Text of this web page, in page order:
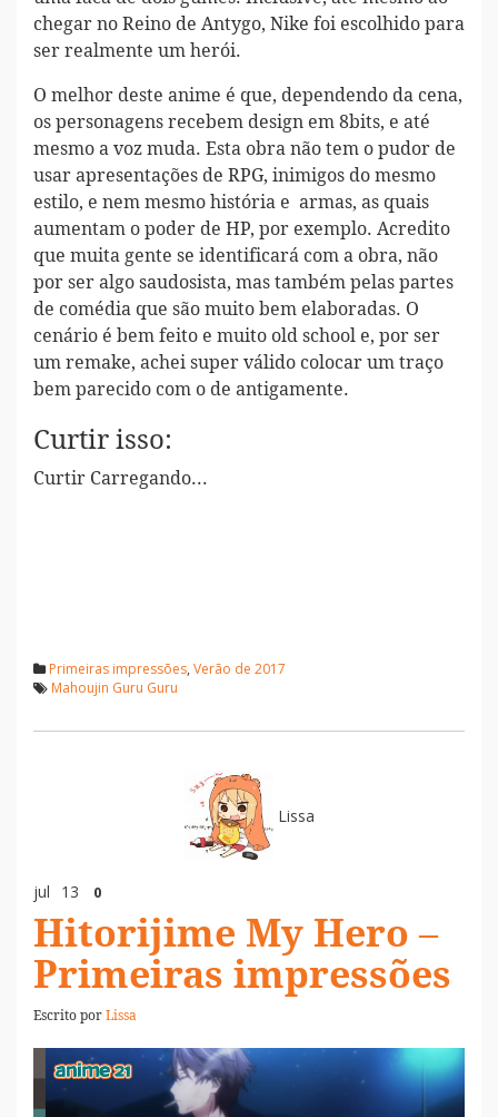
chegar no Reino de Antygo, Nike foi escolhido para
ser realmente um herói.
O melhor deste anime é que, dependendo da cena,
os personagens recebem design em 8bits, e até
mesmo a voz muda. Esta obra não tem o pudor de
usar apresentações de RPG, inimigos do mesmo
estilo, e nem mesmo história e armas, as quais
aumentam o poder de HP, por exemplo. Acredito
que muita gente se identificará com a obra, não
por ser algo saudosista, mas também pelas partes
de comédia que são muito bem elaboradas. O
cenário é bem feito e muito old school e, por ser
um remake, achei super válido colocar um traço
bem parecido com o de antigamente.
Curtir isso:
Curtir Carregando...
Primeiras impressões, Verão de 2017
Mahoujin Guru Guru
Lissa
jul 13 0
Hitorijime My Hero –
Primeiras impressões
Escrito porLissa